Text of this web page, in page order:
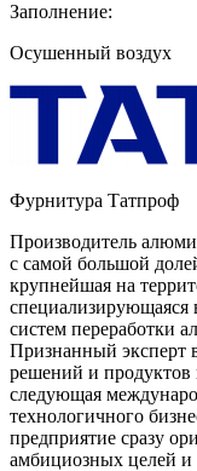
Заполнение:
Осушенный воздух
Фурнитура Татпроф
Производитель
с самой большой
крупнейшая на
специализирующаяся
систем переработки
Признанный эксперт
решений и
следующая
технологичного
предприятие сразу
амбициозных целей и